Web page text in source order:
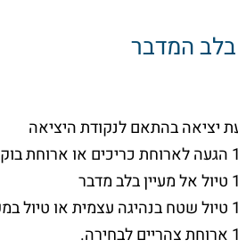
המדבר
יציאה בהתאם לנקודת היציאה